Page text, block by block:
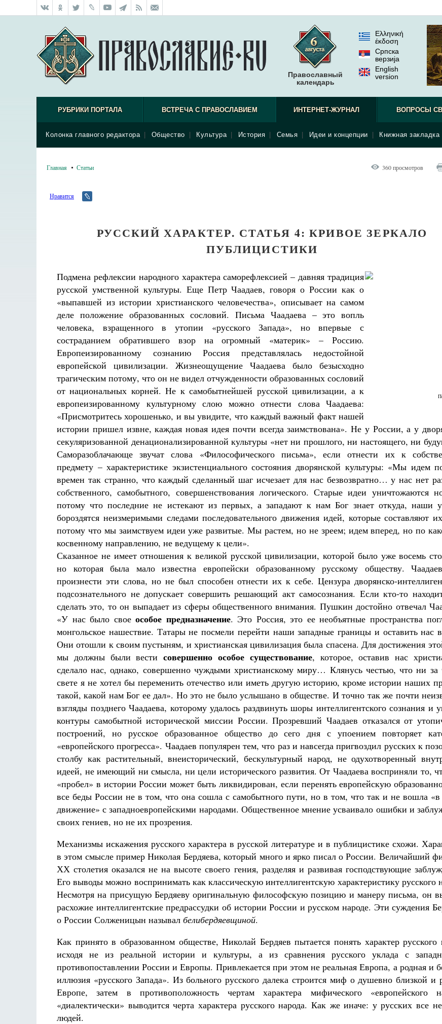
Православный
календарь
Ελληνική
έκδοση
Српска
верзиjа
English
version
РУБРИКИ ПОРТАЛА ВСТРЕЧА С ПРАВОСЛАВИЕМ ИНТЕРНЕТ-ЖУРНАЛ
Колонка главного редактора Общество Культура История Семья Идеи и концепции Книжная закладка
ВОПРОСЫ
Главная Статьи 360 просмотров
Нравится
РУССКИЙ ХАРАКТЕР. СТАТЬЯ 4: КРИВОЕ ЗЕРКАЛО
ПУБЛИЦИСТИКИ
Подмена рефлексии народного характера саморефлексией – давняя традиция
русской умственной культуры. Еще Петр Чаадаев, говоря о России как о
«выпавшей из истории христианского человечества», описывает на самом
деле положение образованных сословий. Письма Чаадаева – это вопль
человека, взращенного в утопии «русского Запада», но впервые с
состраданием обратившего взор на огромный «материк» – Россию.
Европеизированному сознанию Россия представлялась недостойной
европейской цивилизации. Жизнеощущение Чаадаева было безысходно
трагическим потому, что он не видел отчужденности образованных сословий
от национальных корней. Не к самобытнейшей русской цивилизации, а к
европеизированному культурному слою можно отнести слова Чаадаева:
«Присмотритесь хорошенько, и вы увидите, что каждый важный факт нашей
истории пришел извне, каждая новая идея почти всегда заимствована». Не у России, а у
секуляризованной денационализированной культуры «нет ни прошлого, ни настоящего, ни
Саморазоблачающе звучат слова «Философического письма», если отнести их к
предмету – характеристике экзистенциального состояния дворянской культуры: «Мы идем
времен так странно, что каждый сделанный шаг исчезает для нас безвозвратно… у нас нет
собственного, самобытного, совершенствования логического. Старые идеи уничтожаются
потому что последние не истекают из первых, а западают к нам Бог знает откуда, наши
бороздятся неизмеримыми следами последовательного движения идей, которые составляют
потому что мы заимствуем идеи уже развитые. Мы растем, но не зреем; идем вперед, но по
косвенному направлению, не ведущему к цели».
Сказанное не имеет отношения к великой русской цивилизации, которой было уже восемь
но которая была мало известна европейски образованному русскому обществу.
произнести эти слова, но не был способен отнести их к себе. Цензура дворянско-
подсознательного не допускает совершить решающий акт самосознания. Если кто-то
сделать это, то он выпадает из сферы общественного внимания. Пушкин достойно отвечал
«У нас было свое особое предназначение. Это Россия, это ее необъятные пространства
монгольское нашествие. Татары не посмели перейти наши западные границы и оставить нас
Они отошли к своим пустыням, и христианская цивилизация была спасена. Для достижения
мы должны были вестисовершенно особое существование, которое, оставив нас
сделало нас, однако, совершенно чуждыми христианскому миру… Клянусь честью, что ни за
свете я не хотел бы переменить отечество или иметь другую историю, кроме истории наших
такой, какой нам Бог ее дал». Но это не было услышано в обществе. И точно так же почти
взгляды позднего Чаадаева, которому удалось раздвинуть шоры интеллигентского сознания и
контуры самобытной исторической миссии России. Прозревший Чаадаев отказался от
построений, но русское образованное общество до сего дня с упоением повторяет
«европейского прогресса». Чаадаев популярен тем, что раз и навсегда пригвоздил русских к
столбу как растительный, внеисторический, бескультурный народ, не одухотворенный
идеей, не имеющий ни смысла, ни цели исторического развития. От Чаадаева восприняли то,
«пробел» в истории России может быть ликвидирован, если перенять европейскую
все беды России не в том, что она сошла с самобытного пути, но в том, что так и не вошла
движение» с западноевропейскими народами. Общественное мнение усваивало ошибки и
своих гениев, но не их прозрения.
Механизмы искажения русского характера в русской литературе и в публицистике схожи.
в этом смысле пример Николая Бердяева, который много и ярко писал о России. Величайший
ХХ столетия оказался не на высоте своего гения, разделяя и развивая господствующие
Его выводы можно воспринимать как классическую интеллигентскую характеристику русского
Несмотря на присущую Бердяеву оригинальную философскую позицию и манеру письма, он
расхожие интеллигентские предрассудки об истории России и русском народе. Эти суждения
о России Солженицын называл белибердяевщиной.
Как принято в образованном обществе, Николай Бердяев пытается понять характер русского
исходя не из реальной истории и культуры, а из сравнения русского уклада с
противопоставлении России и Европы. Привлекается при этом не реальная Европа, а родная и
иллюзия «русского Запада». Из больного русского далека строится миф о душевно близкой и
Европе, затем в противоположность чертам характера мифического «европейского
«диалектически» выводится черта характера русского народа. Как же иначе: у русских все
людей.
Как найти своё место в жизни
Кирилл Мурышев
Великомученик Георгий Победоносец. Научись у
святого
Роман Котов
Святитель Николай